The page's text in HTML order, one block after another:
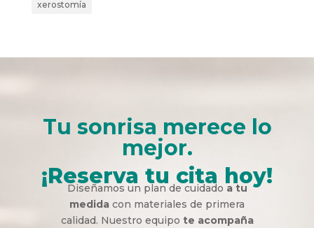
xerostomía
Tu sonrisa merece lo
mejor.
¡Reserva tu cita hoy!
Diseñamos un plan de cuidado a tu
medida con materiales de primera
calidad. Nuestro equipo te acompaña